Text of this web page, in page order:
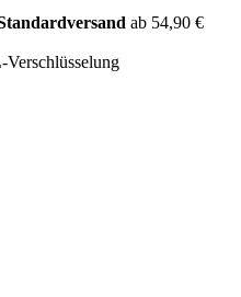
ab 54,90 €
Verschlüsselung